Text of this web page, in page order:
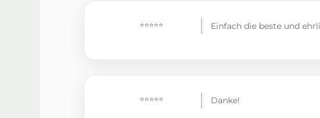
⭐⭐⭐⭐⭐ Einfach die beste und
⭐⭐⭐⭐⭐ Danke!